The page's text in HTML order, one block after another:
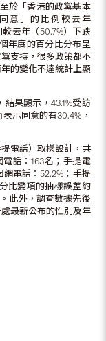
於「香港的政黨基本
意」的比例較去年
較去年（50.7%）下跌
年度的百分比分布呈
支持，很多政策都不
的變化不達統計上顯
果顯示，43.1%受訪
示同意的有30.4%，
電話）取樣設計，共
話：163名；手提電
電話：52.2%；手提
比變項的抽樣誤差約
此外，調查數據先後
最新公布的性別及年